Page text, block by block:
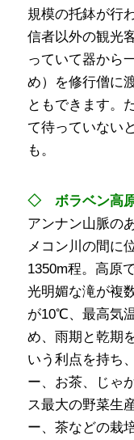
規模の托鉢が行
信者以外の観光
っていて器から
め）を修行僧に
ともできます。
て待っていない
も。
◇ ボラベン高
アンナン山脈の
メコン川の間に
1350m程。高原
光明媚な滝が複
が10℃、最高気
め、雨期と乾期
いう利点を持ち
ー、お茶、じゃ
ス最大の野菜生
ー、茶などの栽